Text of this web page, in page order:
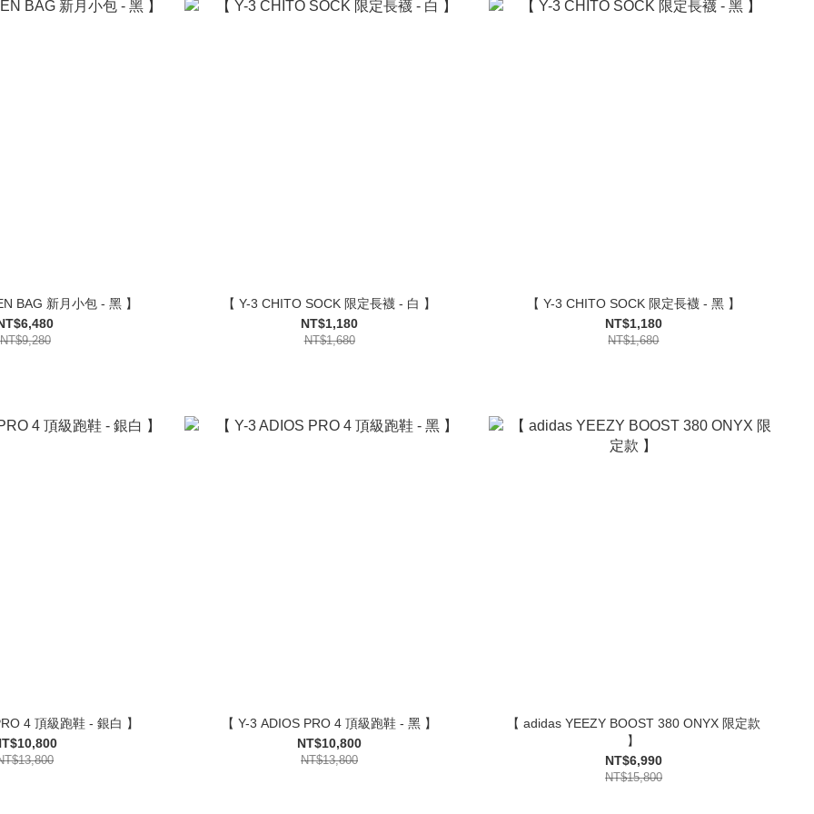
BAG 新月小包 - 黑 】
NT$9,280
【 Y-3 CHITO SOCK 限定長襪 - 白 】
NT$1,180
NT$1,680
【 Y-3 CHITO SOCK 限定長襪 - 黑 】
NT$1,180
NT$1,680
4 頂級跑鞋 - 銀白 】
【 Y-3 ADIOS PRO 4 頂級跑鞋 - 黑 】
NT$10,800
NT$13,800
【 adidas YEEZY BOOST 380 ONYX 限定款
】
NT$6,990
NT$15,800